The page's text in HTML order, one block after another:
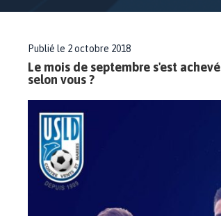
Publié le 2 octobre 2018
Le mois de septembre s'est
selon vous ?